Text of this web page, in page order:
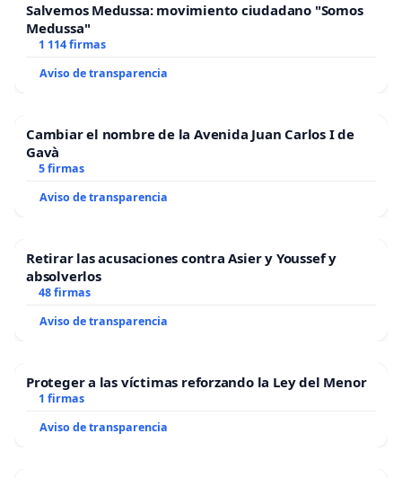
Salvemos Medussa: movimiento ciudadano "Somos
Medussa"
1 114 firmas
Aviso de transparencia
Cambiar el nombre de la Avenida Juan Carlos I de
Gavà
5 firmas
Aviso de transparencia
Retirar las acusaciones contra Asier y Youssef y
absolverlos
48 firmas
Aviso de transparencia
Proteger a las víctimas reforzando la Ley del Menor
1 firmas
Aviso de transparencia